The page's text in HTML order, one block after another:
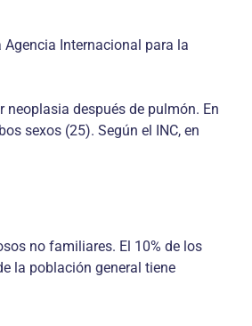
Internacional para la
neoplasia después de pulmón. En
sexos (25). Según el INC, en
no familiares. El 10% de los
la población general tiene